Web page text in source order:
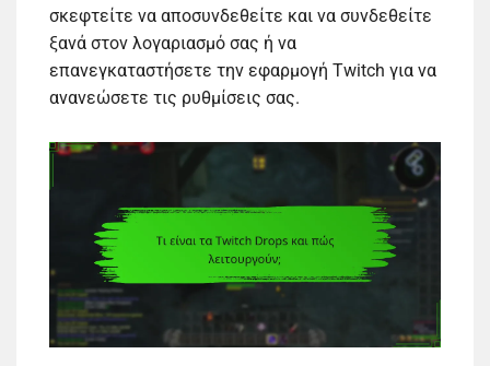
σκεφτείτε να αποσυνδεθείτε και να συνδεθείτε
ξανά στον λογαριασμό σας ή να
επανεγκαταστήσετε την εφαρμογή Twitch για να
ανανεώσετε τις ρυθμίσεις σας.